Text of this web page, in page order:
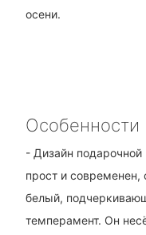
осени.
Особенности
- Дизайн подарочной
прост и современен,
белый,
темперамент. Он